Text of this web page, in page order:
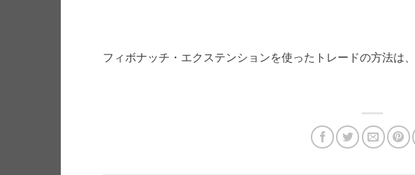
フィボナッチ・エクステンションを使ったトレードの方法は、